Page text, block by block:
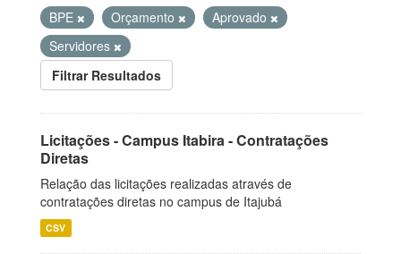
BPE
Orçamento
Aprovado
Servidores
Filtrar Resultados
Licitações - Campus Itabira - Contratações
Diretas
Relação das licitações realizadas através de
contratações diretas no campus de Itajubá
CSV